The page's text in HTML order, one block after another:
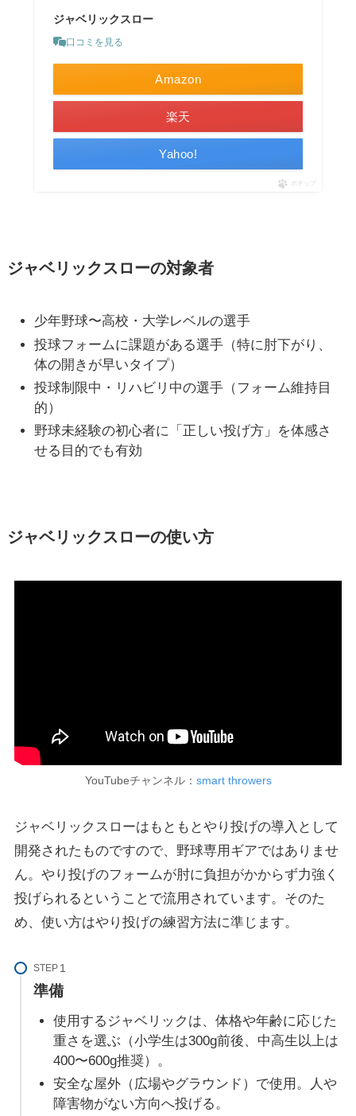
ジャベリックスロー
口コミを見る
Amazon
楽天
Yahoo!
ポチップ
ジャベリックスローの対象者
少年野球〜高校・大学レベルの選手
投球フォームに課題がある選手（特に肘下がり、
体の開きが早いタイプ）
投球制限中・リハビリ中の選手（フォーム維持目
的）
野球未経験の初心者に「正しい投げ方」を体感さ
せる目的でも有効
ジャベリックスローの使い方
YouTubeチャンネル： smart throwers
ジャベリックスローはもともとやり投げの導入として
開発されたものですので、野球専用ギアではありませ
ん。やり投げのフォームが肘に負担がかからず力強く
投げられるということで流用されています。そのた
め、使い方はやり投げの練習方法に準じます。
STEP
準備
使用するジャベリックは、体格や年齢に応じた
重さを選ぶ（小学生は300g前後、中高生以上は
400〜600g推奨）。
安全な屋外（広場やグラウンド）で使用。人や
障害物がない方向へ投げる。